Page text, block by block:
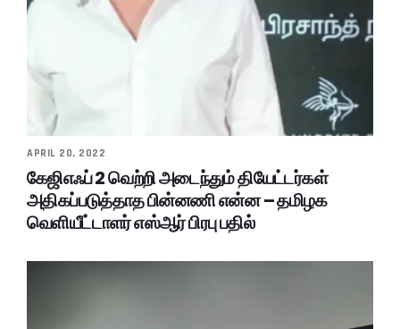
APRIL 20, 2022
கேஜிஎஃப் 2 வெற்றி அடைந்தும் தியேட்டர்கள்
அதிகப்படுத்தாத பின்னணி என்ன – தமிழக
வெளியீட்டாளர் எஸ்ஆர் பிரபு பதில்